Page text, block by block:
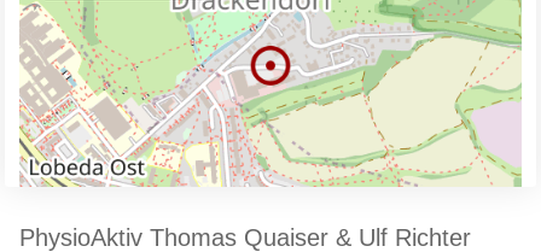
PhysioAktiv Thomas Quaiser & Ulf Richter